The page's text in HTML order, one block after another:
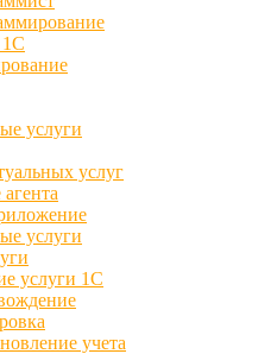
1С
услуги
услуг
услуги
услуги 1С
учета